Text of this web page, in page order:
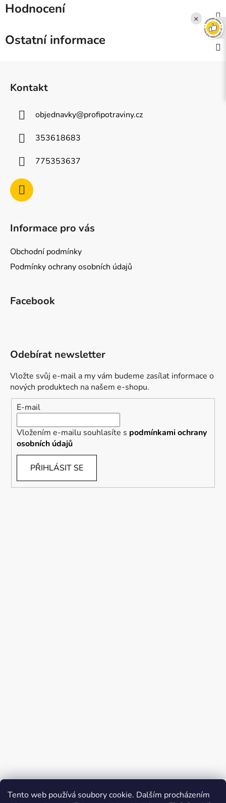
×
Tento web používá soubory cookie. Dalším procházením
Hodnocení
Ostatní informace
Kontakt
objednavky@profipotraviny.cz
353618683
775353637
Informace pro vás
Obchodní podmínky
Podmínky ochrany osobních údajů
Facebook
Odebírat newsletter
Vložte svůj e-mail a my vám budeme zasílat informace o
nových produktech na našem e-shopu.
E-mail
Vložením e-mailu souhlasíte s podmínkami ochrany
osobních údajů
PŘIHLÁSIT SE